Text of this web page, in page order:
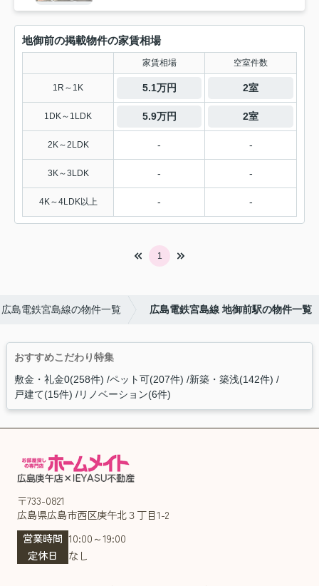
地御前の掲載物件の家賃相場
家賃相場 空室件数
1R～1K 5.1万円 2室
1DK～1LDK 5.9万円 2室
2K～2LDK - -
3K～3LDK - -
4K～4LDK以上 - -
1
広島電鉄宮島線の物件一覧 広島電鉄宮島線 地御前駅の物件一覧
おすすめこだわり特集
敷金・礼金0(258件) ペット可(207件) 新築・築浅(142件)
戸建て(15件) リノベーション(6件)
〒733-0821
広島県広島市西区庚午北３丁目1-2
営業時間 10:00～19:00
定休日
なし